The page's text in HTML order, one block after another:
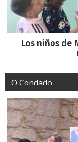
Los niños de
O Condado